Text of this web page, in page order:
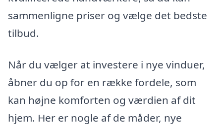
sammenligne priser og vælge det bedste
tilbud.
Når du vælger at investere i nye vinduer,
åbner du op for en række fordele, som
kan højne komforten og værdien af dit
hjem. Her er nogle af de måder, nye